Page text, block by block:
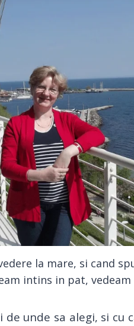
la mare, si cand
intins in pat, vedeam
unde sa alegi, si cu